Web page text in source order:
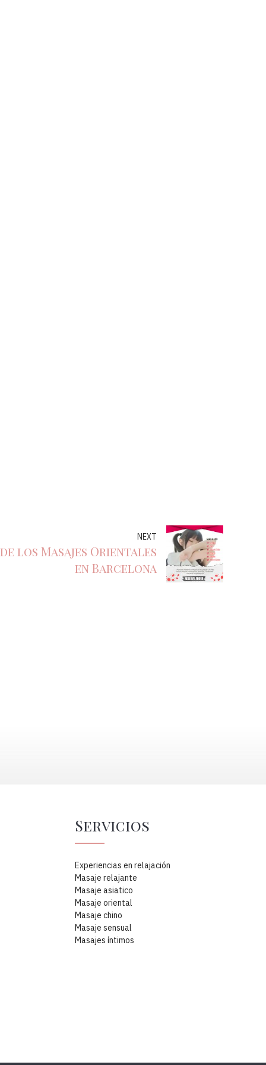
NEXT
los Masajes Orientales
en Barcelona
Servicios
Experiencias en relajación
Masaje relajante
Masaje asiatico
Masaje oriental
Masaje chino
Masaje sensual
Masajes íntimos